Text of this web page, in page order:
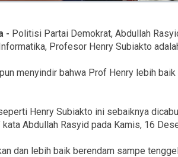
- Politisi Partai Demokrat, Abdullah
Profesor Henry Subiakto
menyindir bahwa Prof Henry lebih
Henry Subiakto ini sebaiknya
kata Abdullah Rasyid pada Kamis, 16
dan lebih baik berendam sampe